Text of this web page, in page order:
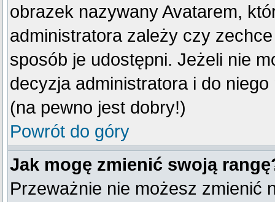
obrazek nazywany Avatarem,
administratora zależy czy
sposób je udostępni. Jeżeli nie
decyzja administratora i do
(na pewno jest dobry!)
Powrót do góry
Jak mogę zmienić swoją
Przeważnie nie możesz zmienić